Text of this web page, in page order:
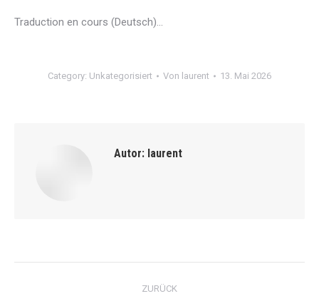
Traduction en cours (Deutsch)…
Category: Unkategorisiert Von laurent 13. Mai 2026
Autor: laurent
Kommentarnavigation
ZURÜCK